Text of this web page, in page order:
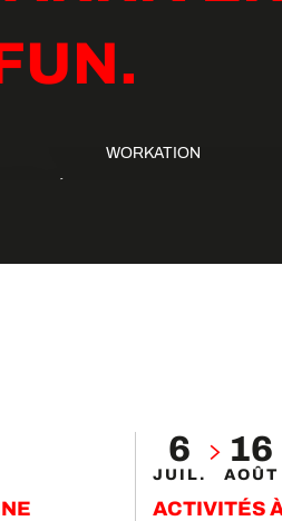
WORKATION
6
JUIL.
16
AOÛT
ACTIVITÉS